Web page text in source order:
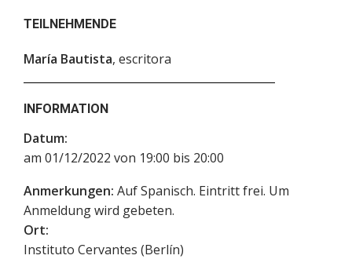
TEILNEHMENDE
María Bautista, escritora
INFORMATION
Datum:
am 01/12/2022 von 19:00 bis 20:00
Anmerkungen: Auf Spanisch. Eintritt frei. Um
Anmeldung wird gebeten.
Ort:
Instituto Cervantes (Berlín)